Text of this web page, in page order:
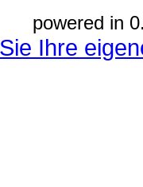
powered in
Ihre